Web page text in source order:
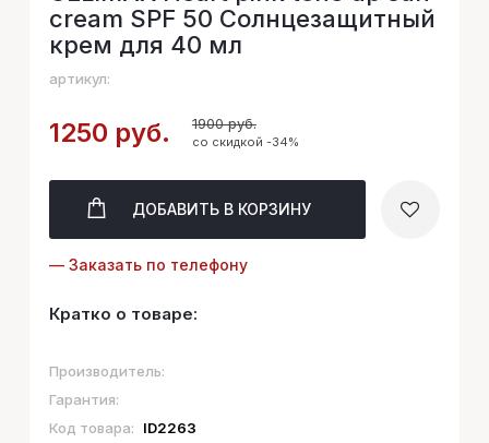
cream SPF 50 Солнцезащитный
крем для 40 мл
артикул:
1250 руб. 1900 руб.
со скидкой -34%
ДОБАВИТЬ В КОРЗИНУ
— Заказать по телефону
Кратко о товаре:
Производитель:
Гарантия:
Код товара:
ID2263